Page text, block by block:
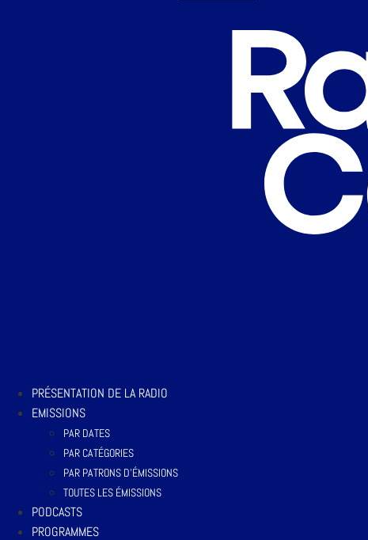
PRÉSENTATION DE LA RADIO
EMISSIONS
PAR DATES
PAR CATÉGORIES
PAR PATRONS D’ÉMISSIONS
TOUTES LES ÉMISSIONS
PODCASTS
PROGRAMMES